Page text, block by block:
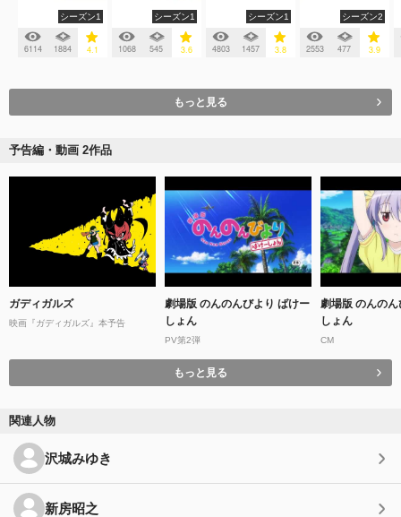
シーズン1
6114 1884 4.1
シーズン1
1068 545 3.6
シーズン1
4803 1457 3.8
シーズン2
2553 477 3.9
もっと見る
予告編・動画 2作品
ガディガルズ
映画『ガディガルズ』本予告
劇場版 のんのんびより ばけー
しょん
PV第2弾
劇場版 のんの
しょん
CM
もっと見る
関連人物
沢城みゆき
新房昭之